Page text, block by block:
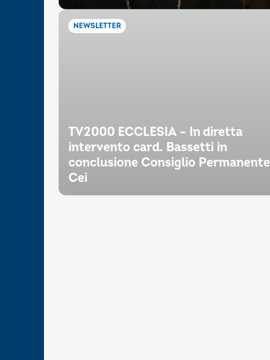
NEWSLETTER
TV2000 ECCLESIA – In diretta
intervento card. Bassetti in
conclusione Consiglio Permanente
Cei